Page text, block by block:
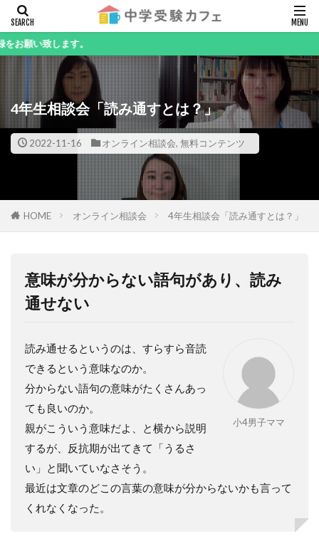
ます。
4年生相談会「読み通すとは？」
2022-11-16 オンライン相談会, 無料コンテンツ
HOME オンライン相談会 4年生相談会「読み通すとは？」
意味が分からない語句があり、読み
通せない
小4男子ママ
読み通せるというのは、すらすら音読
できるという意味なのか。
分からない語句の意味がたくさんあっ
ても良いのか。
親がこういう意味だよ、と横から説明
するが、反抗期が出てきて「うるさ
い」と聞いていなさそう。
最近は文章のどこの言葉の意味が分からないかも言って
くれなくなった。
キーワード
カテゴリー
検索